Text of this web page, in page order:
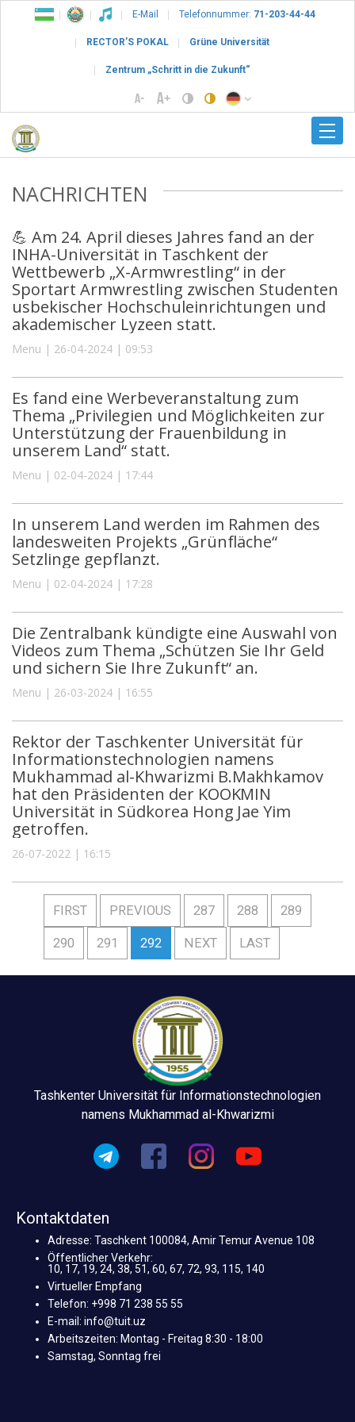
E-Mail Telefonnummer: 71-203-44-44
RECTOR’S POKAL Grüne Universität
Zentrum „Schritt in die Zukunft“
NACHRICHTEN
💪 Am 24. April dieses Jahres fand an der
INHA-Universität in Taschkent der
Wettbewerb „X-Armwrestling“ in der
Sportart Armwrestling zwischen Studenten
usbekischer Hochschuleinrichtungen und
akademischer Lyzeen statt.
Menu | 26-04-2024 | 09:53
Es fand eine Werbeveranstaltung zum
Thema „Privilegien und Möglichkeiten zur
Unterstützung der Frauenbildung in
unserem Land“ statt.
Menu | 02-04-2024 | 17:44
In unserem Land werden im Rahmen des
landesweiten Projekts „Grünfläche“
Setzlinge gepflanzt.
Menu | 02-04-2024 | 17:28
Die Zentralbank kündigte eine Auswahl von
Videos zum Thema „Schützen Sie Ihr Geld
und sichern Sie Ihre Zukunft“ an.
Menu | 26-03-2024 | 16:55
Rektor der Taschkenter Universität für
Informationstechnologien namens
Mukhammad al-Khwarizmi B.Makhkamov
hat den Präsidenten der KOOKMIN
Universität in Südkorea Hong Jae Yim
getroffen.
26-07-2022 | 16:15
FIRST PREVIOUS 287 288 289
290 291 292 NEXT LAST
Tashkenter Universität für Informationstechnologien
namens Mukhammad al-Khwarizmi
Kontaktdaten
Adresse: Taschkent 100084, Amir Temur Avenue 108
Öffentlicher Verkehr:
10, 17, 19, 24, 38, 51, 60, 67, 72, 93, 115, 140
Virtueller Empfang
Telefon: +998 71 238 55 55
E-mail: info@tuit.uz
Arbeitszeiten: Montag - Freitag 8:30 - 18:00
Samstag, Sonntag frei